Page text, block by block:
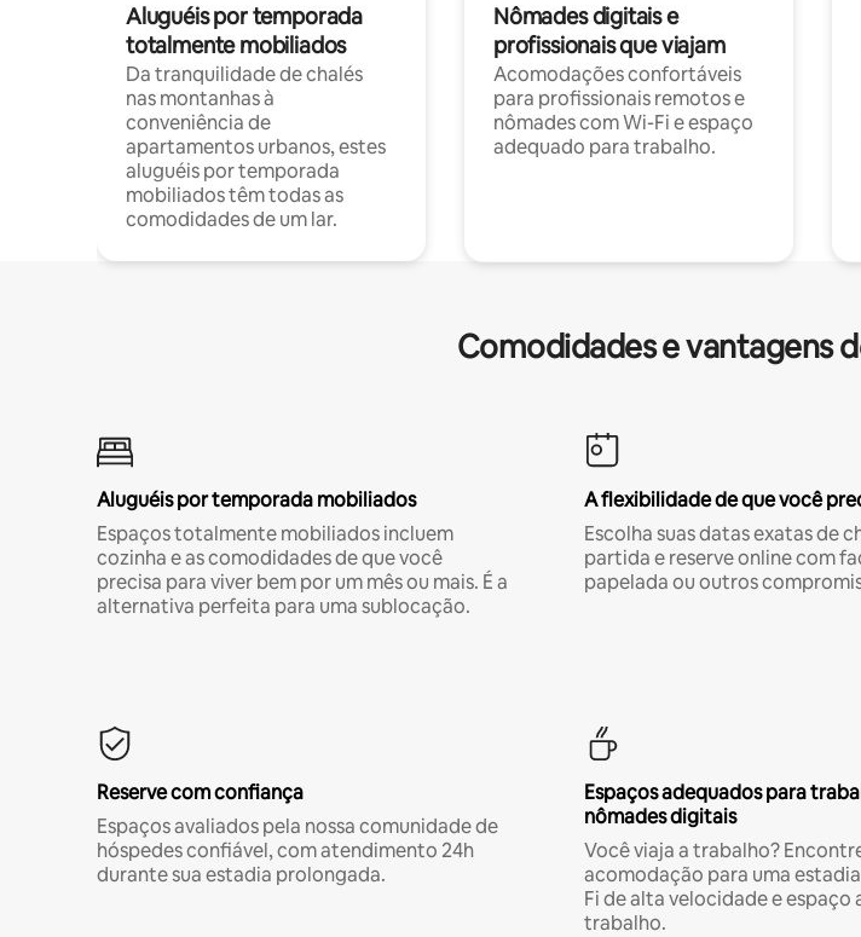
Aluguéis por temporada
totalmente mobiliados
Da tranquilidade de chalés
nas montanhas à
conveniência de
apartamentos urbanos, estes
aluguéis por temporada
mobiliados têm todas as
comodidades de um lar.
Nômades digitais e
profissionais que viajam
Acomodações confortáveis
para profissionais remotos e
nômades com Wi-Fi e espaço
adequado para trabalho.
Comodidades e vantagens
Aluguéis por temporada mobiliados
Espaços totalmente mobiliados incluem
cozinha e as comodidades de que você
precisa para viver bem por um mês ou mais. É a
alternativa perfeita para uma sublocação.
A flexibilidade de que você
Escolha suas datas exatas de
partida e reserve online com
papelada ou outros
Reserve com confiança
Espaços avaliados pela nossa comunidade de
hóspedes confiável, com atendimento 24h
durante sua estadia prolongada.
Espaços adequados para
nômades digitais
Você viaja a trabalho?
acomodação para uma
Fi de alta velocidade e espaço
trabalho.